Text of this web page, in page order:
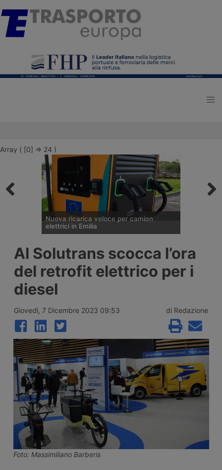
Array ( [0] => 24 )
Nuova ricarica veloce per camion
elettrici in Emilia
gruppo Enel, ha inaugurato il suo secondo
sito italiano dedicato alla ricarica
ultraveloce dei veicoli industriali elettrici,
dopo Piacenza: otto punti di ricarica, di cui
quattro da 400 kW, nei pressi del casello
autostradale di Parma Ovest.
Al Solutrans scocca l’ora
del retrofit elettrico per i
diesel
Giovedì, 7 Dicembre 2023 09:53 di Redazione
Foto: Massimiliano Barberis